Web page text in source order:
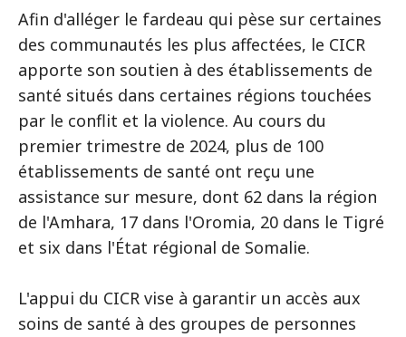
Afin d'alléger le fardeau qui pèse sur certaines
des communautés les plus affectées, le CICR
apporte son soutien à des établissements de
santé situés dans certaines régions touchées
par le conflit et la violence. Au cours du
premier trimestre de 2024, plus de 100
établissements de santé ont reçu une
assistance sur mesure, dont 62 dans la région
de l'Amhara, 17 dans l'Oromia, 20 dans le Tigré
et six dans l'État régional de Somalie.
L'appui du CICR vise à garantir un accès aux
soins de santé à des groupes de personnes